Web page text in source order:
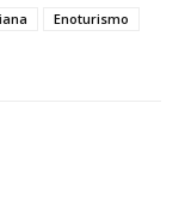
Enoturismo